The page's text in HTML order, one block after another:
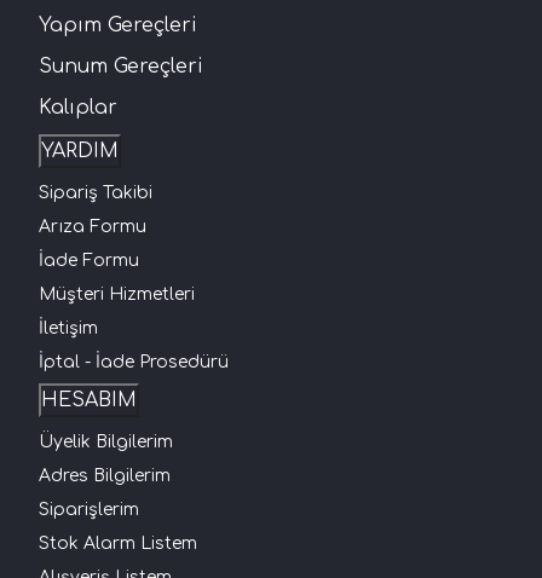
Yapım Gereçleri
Sunum Gereçleri
Kalıplar
YARDIM
Sipariş Takibi
Arıza Formu
İade Formu
Müşteri Hizmetleri
İletişim
İptal - İade Prosedürü
HESABIM
Üyelik Bilgilerim
Adres Bilgilerim
Siparişlerim
Stok Alarm Listem